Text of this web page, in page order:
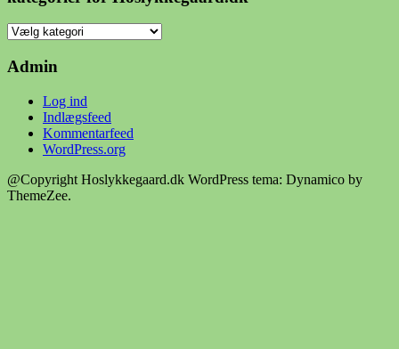
kategorier
Hoslykkegaard.dk
Admin
Log ind
Indlægsfeed
Kommentarfeed
WordPress.org
@Copyright Hoslykkegaard.dk WordPress tema: Dynamico by
ThemeZee.